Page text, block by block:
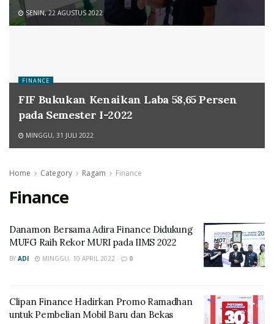
SENIN, 22 AGUSTUS 2022
FINANCE
FIF Bukukan Kenaikan Laba 58,65 Persen
pada Semester I-2022
MINGGU, 31 JULI 2022
Home Category Ragam Finance
Finance
Danamon Bersama Adira Finance Didukung
MUFG Raih Rekor MURI pada IIMS 2022
BY ADI MINGGU, 10 APRIL 2022 0
Clipan Finance Hadirkan Promo Ramadhan
untuk Pembelian Mobil Baru dan Bekas